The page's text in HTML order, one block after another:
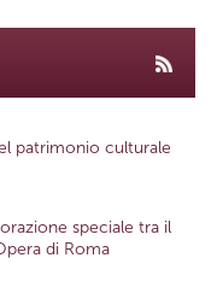
patrimonio culturale
speciale tra il
di Roma